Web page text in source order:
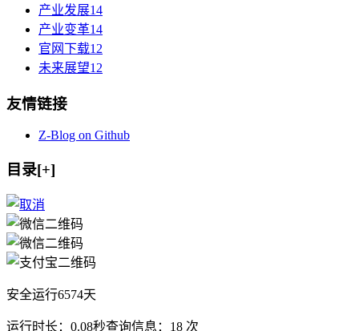
产业发展14
产业变革14
官网下载12
未来展望12
友情链接
Z-Blog on Github
目录[+]
安全运行6574天
运行时长：0.08秒查询信息：18 次